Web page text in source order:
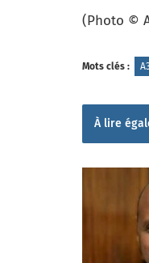
(Photo ©
Mots clés :
À lire